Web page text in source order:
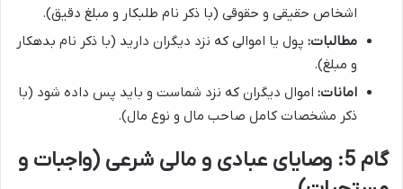
اشخاص حقیقی و حقوقی (با ذکر نام طلبکار و مبلغ دقیق).
مطالبات: پول یا اموالی که نزد دیگران دارید (با ذکر نام بدهکار
و مبلغ).
امانات: اموال دیگران که نزد شماست و باید پس داده شود (با
ذکر مشخصات کامل صاحب مال و نوع مال).
گام 5: وصایای عبادی و مالی شرعی (واجبات و